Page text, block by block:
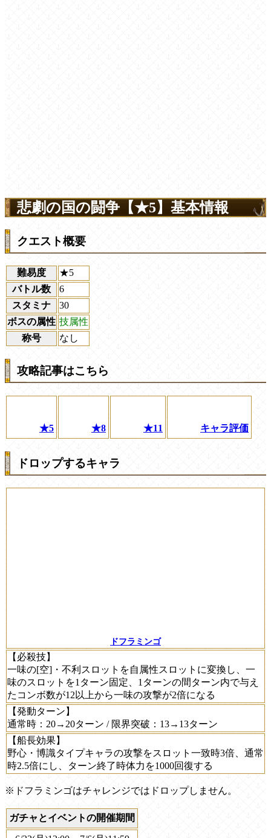
悲劇の国の闘争【★5】基本情報
クエスト概要
難易度
★5
バトル数
6
スタミナ
30
ボスの属性 技属性
称号
なし
攻略記事はこちら
★5 ★8 ★11 キャラ評価
ドロップするキャラ
ドフラミンゴ
【必殺技】
一味の[空]・不利スロットを自属性スロットに変換し、一
味のスロットを1ターン固定、1ターンの間ターン内で与え
たコンボ数が12以上から一味の攻撃が2倍になる
【発動ターン】
通常時：20→20ターン / 限界突破：13→13ターン
【船長効果】
野心・博識タイプキャラの攻撃をスロット一致時3倍、通常
時2.5倍にし、ターン終了時体力を1000回復する
※ドフラミンゴはチャレンジではドロップしません。
ガチャとイベントの開催期間